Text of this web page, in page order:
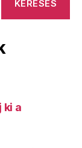
ki a